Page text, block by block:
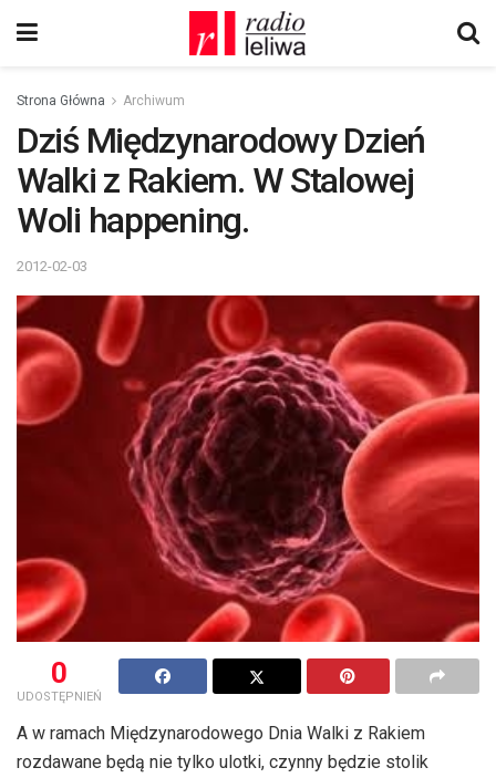
Strona Główna Archiwum
Dziś Międzynarodowy Dzień
Walki z Rakiem. W Stalowej
Woli happening.
2012-02-03
0
UDOSTĘPNIEŃ
A w ramach Międzynarodowego Dnia Walki z Rakiem
rozdawane będą nie tylko ulotki, czynny będzie stolik